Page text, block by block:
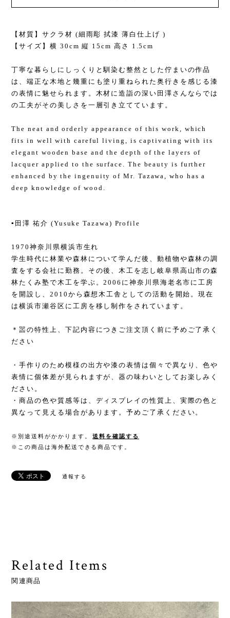
【材質】サクラ材 (細雨彫 拭漆 薄白仕上げ )
【サイズ】横 30cm 縦 15cm 高さ 1.5cm
丁寧な暮らしにしっくりと馴染む整然とした佇まいの作品
は、端正な木地と幾重にも塗り重ねられた奥行きを感じる漆
の表情に魅せられます。木材に造詣の深い田澤さんならでは
の工夫がその美しさを一層引き立てています。
The neat and orderly appearance of this work, which
fits in well with careful living, is captivating with its
elegant wooden base and the depth of the layers of
lacquer applied to the surface. The beauty is further
enhanced by the ingenuity of Mr. Tazawa, who has a
deep knowledge of wood.
▪️田澤 祐介 (Yusuke Tazawa) Profile
1970神奈川県横浜市生れ
学生時代に林業や森林について学んだ後、動植物や森林の調
査をする会社に勤務。その後、木工を志し岐阜県高山市の森
林たくみ塾で木工を学ぶ。2006に神奈川県海老名市に工房
を開設し、2010から森想木工舎としての活動を開始。現在
は横浜市瀬谷区に工房を移し制作をされています。
＊噐の特性上、下記内容につきご注文頂く前に予めご了承く
ださい
・手作りのため模様の出方や漆の表情は個々で異なり、色や
表情に個体差が見られますが、器の味わいとしてお楽しみく
ださい。
・商品の色や質感等は、ディスプレイの性質上、実際の色と
異なって見える場合があります。予めご了承ください。
※別途送料がかかります。
送料を確認する
※この商品は海外配送できる商品です。
通報する
Related Items
関連商品